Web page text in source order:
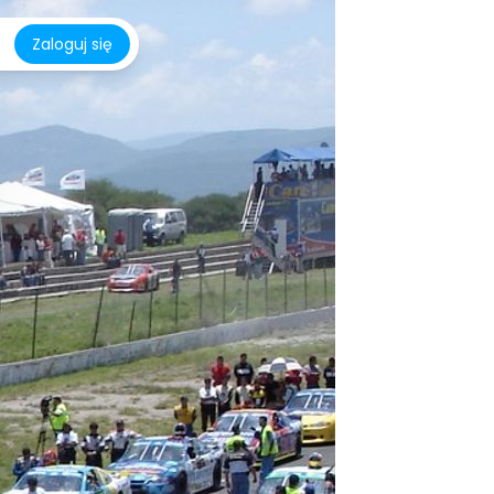
Zaloguj się